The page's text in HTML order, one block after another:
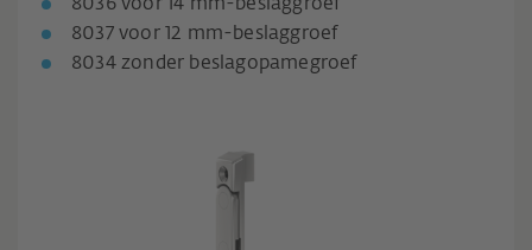
8036 voor 14 mm-beslaggroef
8037 voor 12 mm-beslaggroef
8034 zonder beslagopamegroef